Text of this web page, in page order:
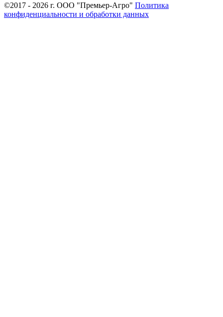
©2017 - 2026 г. ООО "Премьер-Агро" Политика
конфиденциальности и обработки данных